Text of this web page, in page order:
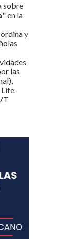
sobre
" en la
y
las
Life-